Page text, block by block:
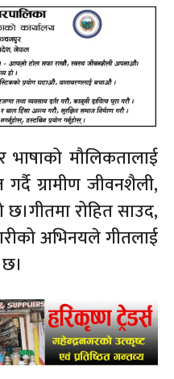
मौलिकतालाई
ग्रामीण जीवनशैली,
छ।गीतमा रोहित साउद,
अभिनयले गीतलाई